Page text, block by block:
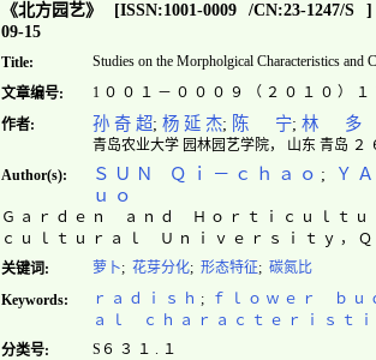
《北方园艺》 [ISSN:1001-0009 /CN:23-1247/S ]
09-15
Title:
Studies on the Morpholgical Characteristics
文章编号:
1 ０ ０ １ － ０ ０ ０ ９ （ ２ ０ １ ０ ） １
作者:
孙 奇 超; 杨 延 杰; 陈 宁; 林 多
青岛农业大学 园林园艺学院， 山东 青岛 ２
Author(s):
Ｓ Ｕ Ｎ Ｑ ｉ － ｃ ｈ ａ ｏ ; Ｙ
ｕ ｏ
Ｇ ａ ｒ ｄ ｅ ｎ ａ ｎ ｄ Ｈ ｏ ｒ ｔ ｉ ｃ ｕ ｌ ｔ
ｃ ｕ ｌ ｔ ｕ ｒ ａ ｌ Ｕ ｎ ｉ ｖ ｅ ｒ ｓ ｉ ｔ ｙ ，
关键词:
萝卜; 花芽分化; 形态特征; 碳氮比
Keywords:
ｒ ａ ｄ ｉ ｓ ｈ ; ｆ ｌ ｏ ｗ ｅ ｒ ｂ ｕ
ａ ｌ ｃ ｈ ａ ｒ ａ ｃ ｔ ｅ ｒ ｉ ｓ ｔ ｉ
分类号:
S６ ３ １ . １